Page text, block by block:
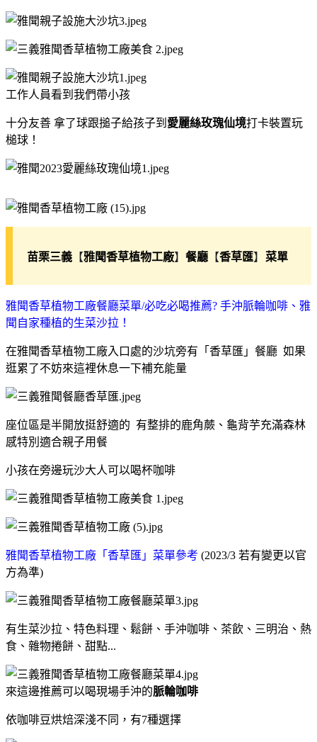
工作人員看到我們帶小孩
十分友善 拿了球跟搥子給孩子到 愛麗絲玫瑰仙境打卡裝置玩
槌球！
苗栗三義 【雅聞香草植物工廠】餐廳 【香草匯】 菜單
雅聞香草植物工廠餐廳菜單/必吃必喝推薦? 手沖脈輪咖啡、雅
聞自家種植的生菜沙拉！
在雅聞香草植物工廠入口處的沙坑旁有「香草匯」餐廳 如果
逛累了不妨來這裡休息一下補充能量
座位區是半開放挺舒適的 有整排的鹿角蕨、龜背芋充滿森林
感特別適合親子用餐
小孩在旁邊玩沙大人可以喝杯咖啡
雅聞香草植物工廠「香草匯」菜單參考 (2023/3 若有變更以官
方為準)
有生菜沙拉、特色料理、鬆餅、手沖咖啡、茶飲、三明治、熱
食、雜物捲餅、甜點...
來這邊推薦可以喝現場手沖的脈輪咖啡
依咖啡豆烘焙深淺不同，有7種選擇